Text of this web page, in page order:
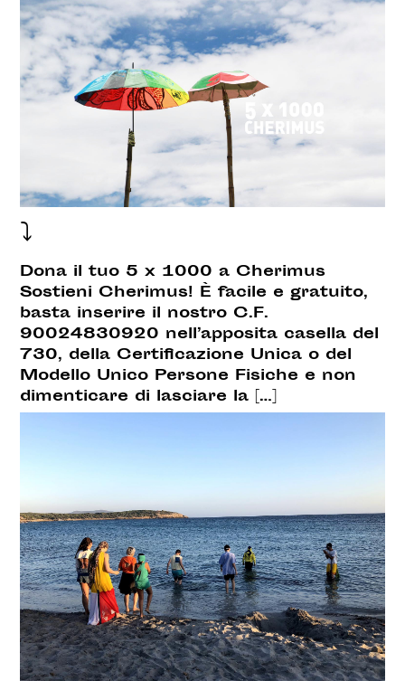
⤵︎
Dona il tuo 5 x 1000 a Cherimus
Sostieni Cherimus! È facile e gratuito,
basta inserire il nostro C.F.
90024830920 nell’apposita casella del
730, della Certificazione Unica o del
Modello Unico Persone Fisiche e non
dimenticare di lasciare la […]